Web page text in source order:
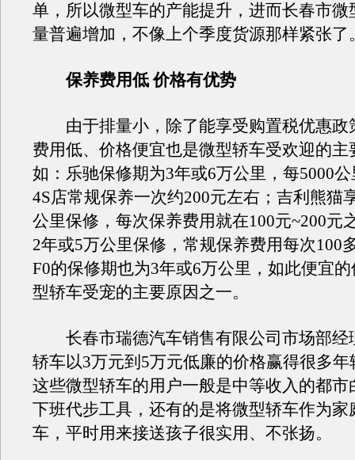
单，所以微型车的产能提升，进而长春市微
量普遍增加，不像上个季度货源那样紧张了
保养费用低 价格有优势
由于排量小，除了能享受购置税优惠政
费用低、价格便宜也是微型轿车受欢迎的主
如：乐驰保修期为3年或6万公里，每5000
4S店常规保养一次约200元左右；吉利熊猫
公里保修，每次保养费用就在100元~200元
2年或5万公里保修，常规保养费用每次100
F0的保修期也为3年或6万公里，如此便宜
型轿车受宠的主要原因之一。
长春市瑞德汽车销售有限公司市场部经
轿车以3万元到5万元低廉的价格赢得很多
这些微型轿车的用户一般是中等收入的都市
下班代步工具，还有的是将微型轿车作为家
车，平时用来接送孩子很实用、不张扬。